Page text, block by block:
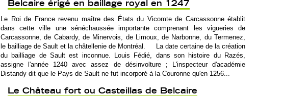
Belcaire érigé en baillage royal en 1247
Le Roi de France revenu maître des États du Vicomte de Carcassonne établit
dans cette ville une sénéchaussée importante comprenant les vigueries de
Carcassonne, de Cabardy, de Minervois, de Limoux, de Narbonne, du Termenez,
le bailliage de Sault et la châtellenie de Montréal. La date certaine de la création
du bailliage de Sault est inconnue. Louis Fédié, dans son histoire du Razés,
assigne l'année 1240 avec assez de désinvolture ; L'inspecteur d'académie
Distandy dit que le Pays de Sault ne fut incorporé à la Couronne qu'en 1256...
Le Château fort ou Casteillas de Belcaire